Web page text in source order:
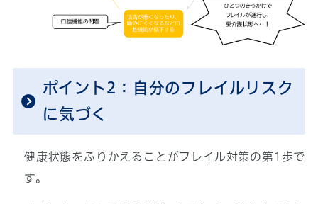
ポイント2：自分のフレイルリスク
に気づく
健康状態をふりかえることがフレイル対策の第1歩で
す。